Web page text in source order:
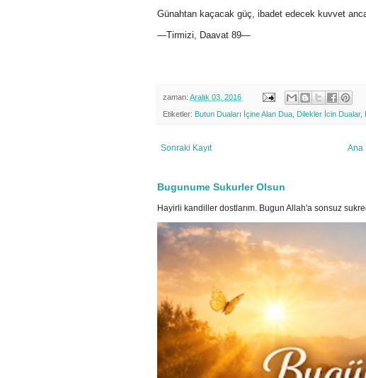
Günahtan kaçacak güç, ibadet edecek kuvvet
—Tirmizi, Daavat 89—
zaman: Aralık 03, 2016
Etiketler: Butun Duaları İçine Alan Dua Dilekler İcin Dualar,
Sonraki Kayıt Ana
Bugunume Sukurler Olsun
Hayirli kandiller dostlarım. Bugun Allah'a sonsuz